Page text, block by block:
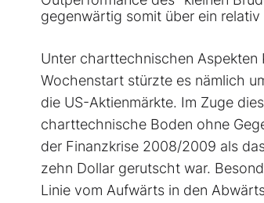
gegenwärtig somit über ein
Unter charttechnischen Aspekten
Wochenstart stürzte es nämlich
die US-Aktienmärkte. Im Zuge
charttechnische Boden ohne
der Finanzkrise 2008/2009 als
zehn Dollar gerutscht war.
Linie vom Aufwärts in den